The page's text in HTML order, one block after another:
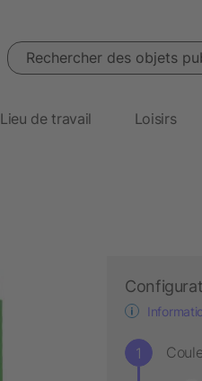
Rechercher des objets publicitaires
Lieu de travail Loisirs